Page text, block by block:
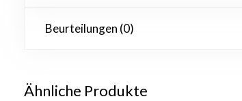
Beurteilungen (0)
Ähnliche Produkte